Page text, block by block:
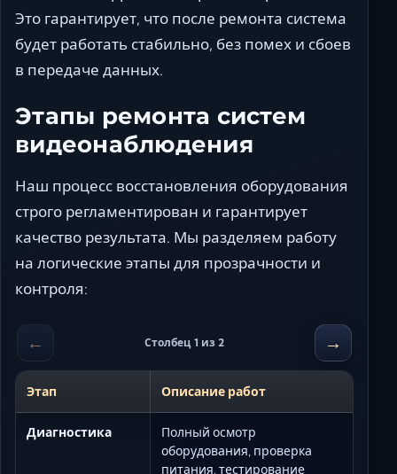
Это гарантирует, что после ремонта система
будет работать стабильно, без помех и сбоев
в передаче данных.
Этапы ремонта систем
видеонаблюдения
Наш процесс восстановления оборудования
строго регламентирован и гарантирует
качество результата. Мы разделяем работу
на логические этапы для прозрачности и
контроля:
← Столбец 1 из 2 →
Этап Описание работ
Диагностика
Полный осмотр
оборудования, проверка
питания, тестирование